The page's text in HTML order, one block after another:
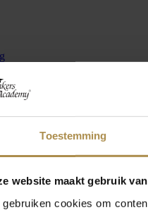
Toestemming
website maakt gebruik
gebruiken cookies om